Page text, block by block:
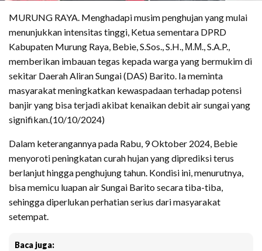
MURUNG RAYA. Menghadapi musim penghujan yang mulai
menunjukkan intensitas tinggi, Ketua sementara DPRD
Kabupaten Murung Raya, Bebie, S.Sos., S.H., Μ.Μ., S.A.P.,
memberikan imbauan tegas kepada warga yang bermukim di
sekitar Daerah Aliran Sungai (DAS) Barito. Ia meminta
masyarakat meningkatkan kewaspadaan terhadap potensi
banjir yang bisa terjadi akibat kenaikan debit air sungai yang
signifikan.(10/10/2024)
Dalam keterangannya pada Rabu, 9 Oktober 2024, Bebie
menyoroti peningkatan curah hujan yang diprediksi terus
berlanjut hingga penghujung tahun. Kondisi ini, menurutnya,
bisa memicu luapan air Sungai Barito secara tiba-tiba,
sehingga diperlukan perhatian serius dari masyarakat
setempat.
Baca juga: